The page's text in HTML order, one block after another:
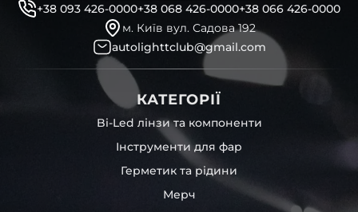
+38 093 426-0000+38 068 426-0000+38 066 426-0000
м. Київ вул. Садова 192
autolighttclub@gmail.com
КАТЕГОРІЇ
Bi-Led лінзи та компоненти
Інструменти для фар
Герметик та рідини
Мерч